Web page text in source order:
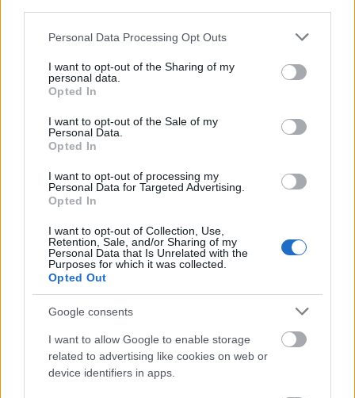
Please note that this website/app uses one or more Google
not limited to your visit or usage behaviour. You may click to
grant or deny consent to Google and its third-party tags to
use your data for below specified purposes in below Google
consent section.
Personal Data Processing Opt Outs
I want to opt-out of the Sharing of my
personal data.
Opted In
I want to opt-out of the Sale of my
Personal Data.
Opted In
I want to opt-out of processing my
Personal Data for Targeted Advertising.
Opted In
I want to opt-out of Collection, Use,
Retention, Sale, and/or Sharing of my
Personal Data that Is Unrelated with the
Purposes for which it was collected.
Opted Out
Google consents
I want to allow Google to enable storage
related to advertising like cookies on web or
device identifiers in apps.
Fekete Párduc 2. (Black Panther:
Wakanda Forever) - magyar előzetes
+ plakát
dvdnews•2022. augusztus 11.
A Marvel Studios új filmjében, a FEKETE PÁRDUC 2.-
ben Ramonda királynő, Shuri, M’Baku, Okoye és a